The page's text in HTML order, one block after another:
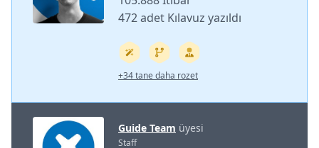
472 adet Kılavuz yazıldı
+34 tane daha rozet
Guide Team üyesi
Staff